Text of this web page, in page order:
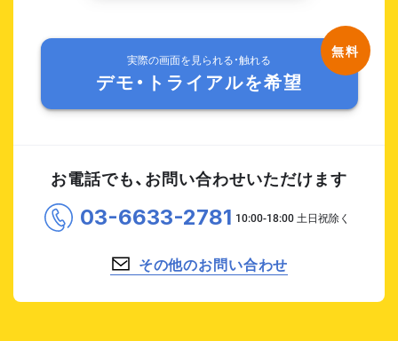
実際の画面を見られる・触れる
デモ・トライアルを希望
お電話でも、お問い合わせいただけます
03-6633-2781
その他のお問い合わせ